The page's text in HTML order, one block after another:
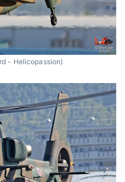
- Helicopassion)